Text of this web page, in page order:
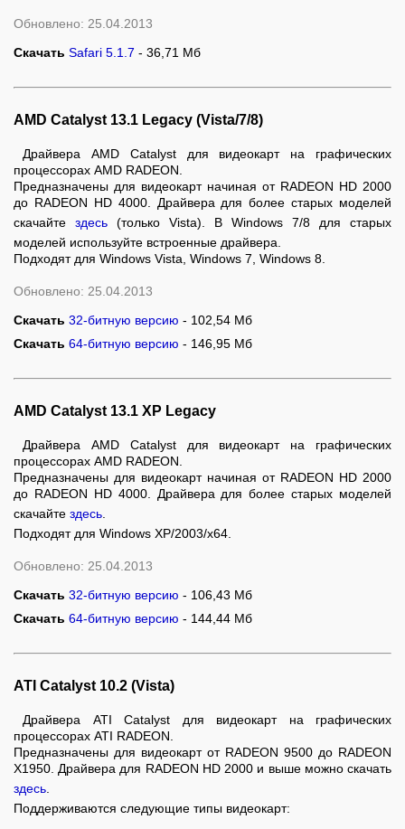
Обновлено: 25.04.2013
Скачать Safari 5.1.7 - 36,71 Мб
AMD Catalyst 13.1 Legacy (Vista/7/8)
Драйвера AMD Catalyst для видеокарт на графических
процессорах AMD RADEON.
Предназначены для видеокарт начиная от RADEON HD 2000
до RADEON HD 4000. Драйвера для более старых моделей
скачайте здесь (только Vista). В Windows 7/8 для старых
моделей используйте встроенные драйвера.
Подходят для Windows Vista, Windows 7, Windows 8.
Обновлено: 25.04.2013
Скачать 32-битную версию - 102,54 Мб
Скачать 64-битную версию - 146,95 Мб
AMD Catalyst 13.1 XP Legacy
Драйвера AMD Catalyst для видеокарт на графических
процессорах AMD RADEON.
Предназначены для видеокарт начиная от RADEON HD 2000
до RADEON HD 4000. Драйвера для более старых моделей
скачайте здесь
Подходят для Windows XP/2003/x64.
Обновлено: 25.04.2013
Скачать 32-битную версию - 106,43 Мб
Скачать 64-битную версию - 144,44 Мб
ATI Catalyst 10.2 (Vista)
Драйвера ATI Catalyst для видеокарт на графических
процессорах ATI RADEON.
Предназначены для видеокарт от RADEON 9500 до RADEON
X1950. Драйвера для RADEON HD 2000 и выше можно скачать
здесь
Поддерживаются следующие типы видеокарт: